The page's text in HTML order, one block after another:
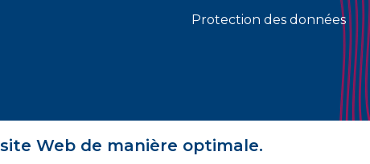
Web de manière optimale.
Protection des données